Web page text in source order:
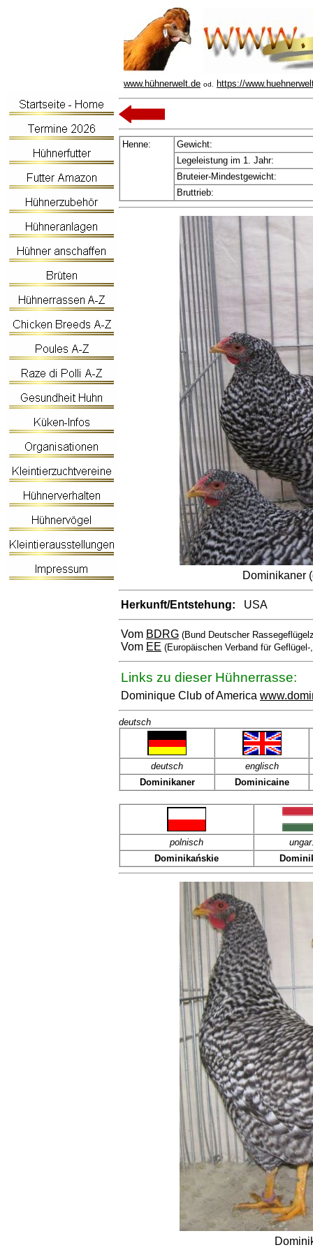
www.hühnerwelt.de od. https://
Henne:
Gewicht:
Legeleistung im 1. Jahr:
Bruteier-Mindestgewicht:
Bruttrieb:
Dominikaner
Herkunft/Entstehung: USA
Vom BDRG (Bund Deutscher
Vom EE (Europäischen Verband für
Links zu dieser Hühnerrasse:
Dominique Club of America
deutsch
deutsch
englisch
Dominikaner
Dominicaine
polnisch
Dominikańskie